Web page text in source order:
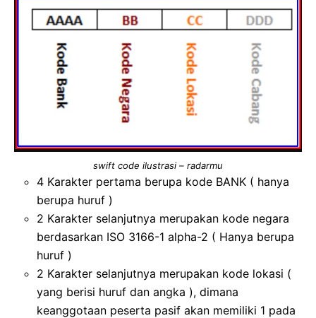
swift code ilustrasi – radarmu
4 Karakter pertama berupa kode BANK ( hanya
berupa huruf )
2 Karakter selanjutnya merupakan kode negara
berdasarkan ISO 3166-1 alpha-2 ( Hanya berupa
huruf )
2 Karakter selanjutnya merupakan kode lokasi (
yang berisi huruf dan angka ), dimana
keanggotaan peserta pasif akan memiliki 1 pada